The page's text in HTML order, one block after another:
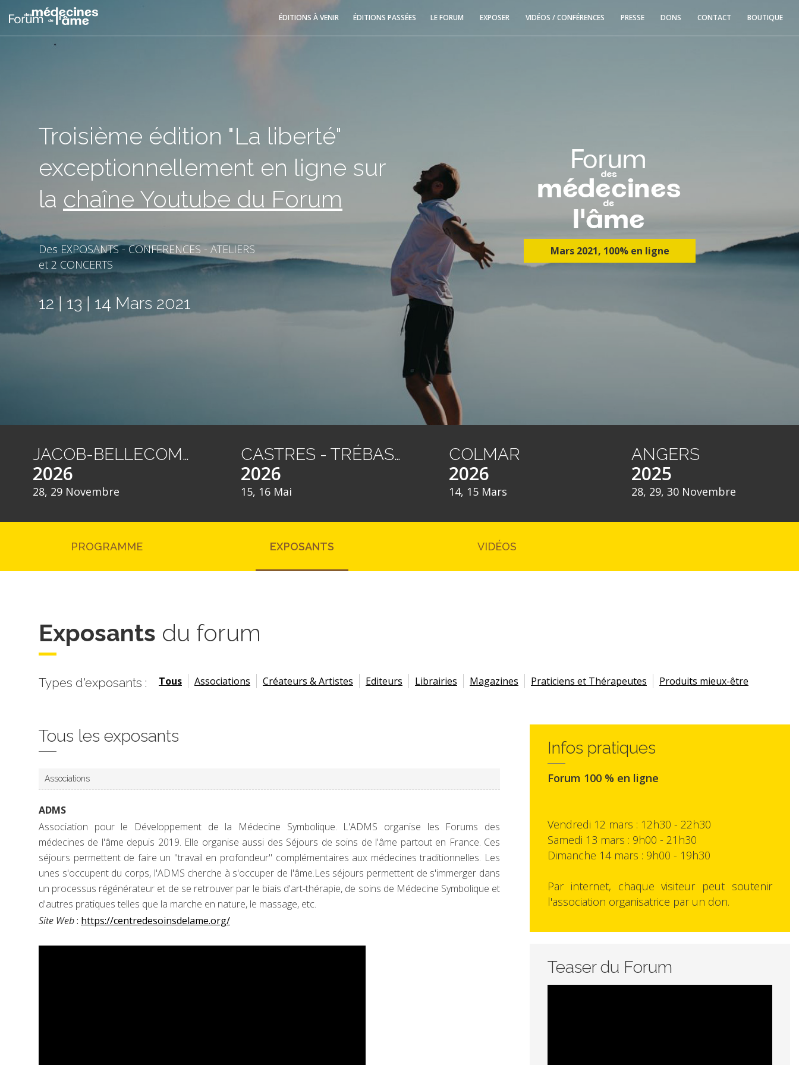
ÉDITIONS À VENIR ÉDITIONS PASSÉES LE FORUM EXPOSER VIDÉOS / CONFÉRENCES PRESSE DONS CONTACT BOUTIQUE
Troisième édition "La liberté"
exceptionnellement en ligne sur
la chaîne Youtube du Forum
Des EXPOSANTS - CONFERENCES - ATELIERS
et 2 CONCERTS
12 | 13 | 14 Mars 2021
Mars 2021, 100% en ligne
JACOB-BELLECOMBETTE
2026
28, 29 Novembre
CASTRES - TRÉBAS LES BAINS
2026
15, 16 Mai
COLMAR
2026
14, 15 Mars
ANGERS
2025
28, 29, 30 Novembre
PROGRAMME EXPOSANTS VIDÉOS
Exposants du forum
Types d'exposants : Tous Associations Créateurs & Artistes Editeurs Librairies Magazines Praticiens et Thérapeutes Produits mieux-être
Tous les exposants
Associations
ADMS
Association pour le Développement de la Médecine Symbolique. L'ADMS organise les Forums des
médecines de l'âme depuis 2019. Elle organise aussi des Séjours de soins de l'âme partout en France. Ces
séjours permettent de faire un "travail en profondeur" complémentaires aux médecines traditionnelles. Les
unes s'occupent du corps, l'ADMS cherche à s'occuper de l'âme.Les séjours permettent de s'immerger dans
un processus régénérateur et de se retrouver par le biais d'art-thérapie, de soins de Médecine Symbolique et
d'autres pratiques telles que la marche en nature, le massage, etc.
Site Web: https://centredesoinsdelame.org/
Infos pratiques
Forum 100 % en ligne
Vendredi 12 mars : 12h30 - 22h30
Samedi 13 mars : 9h00 - 21h30
Dimanche 14 mars : 9h00 - 19h30
Par internet, chaque visiteur peut soutenir
l'association organisatrice par un don.
Teaser du Forum